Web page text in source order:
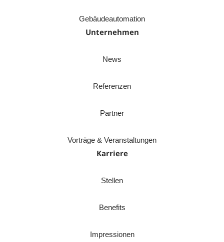
Gebäudeautomation
Unternehmen
News
Referenzen
Partner
Vorträge & Veranstaltungen
Karriere
Stellen
Benefits
Impressionen